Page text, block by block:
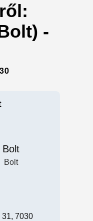
-
Bolt
Bolt
31, 7030